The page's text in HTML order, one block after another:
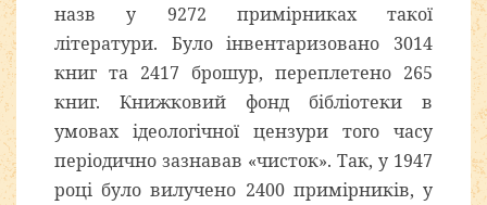
назв у 9272 примірниках такої
літератури. Було інвентаризовано 3014
книг та 2417 брошур, переплетено 265
книг. Книжковий фонд бібліотеки в
умовах ідеологічної цензури того часу
періодично зазнавав «чисток». Так, у 1947
році було вилучено 2400 примірників, у